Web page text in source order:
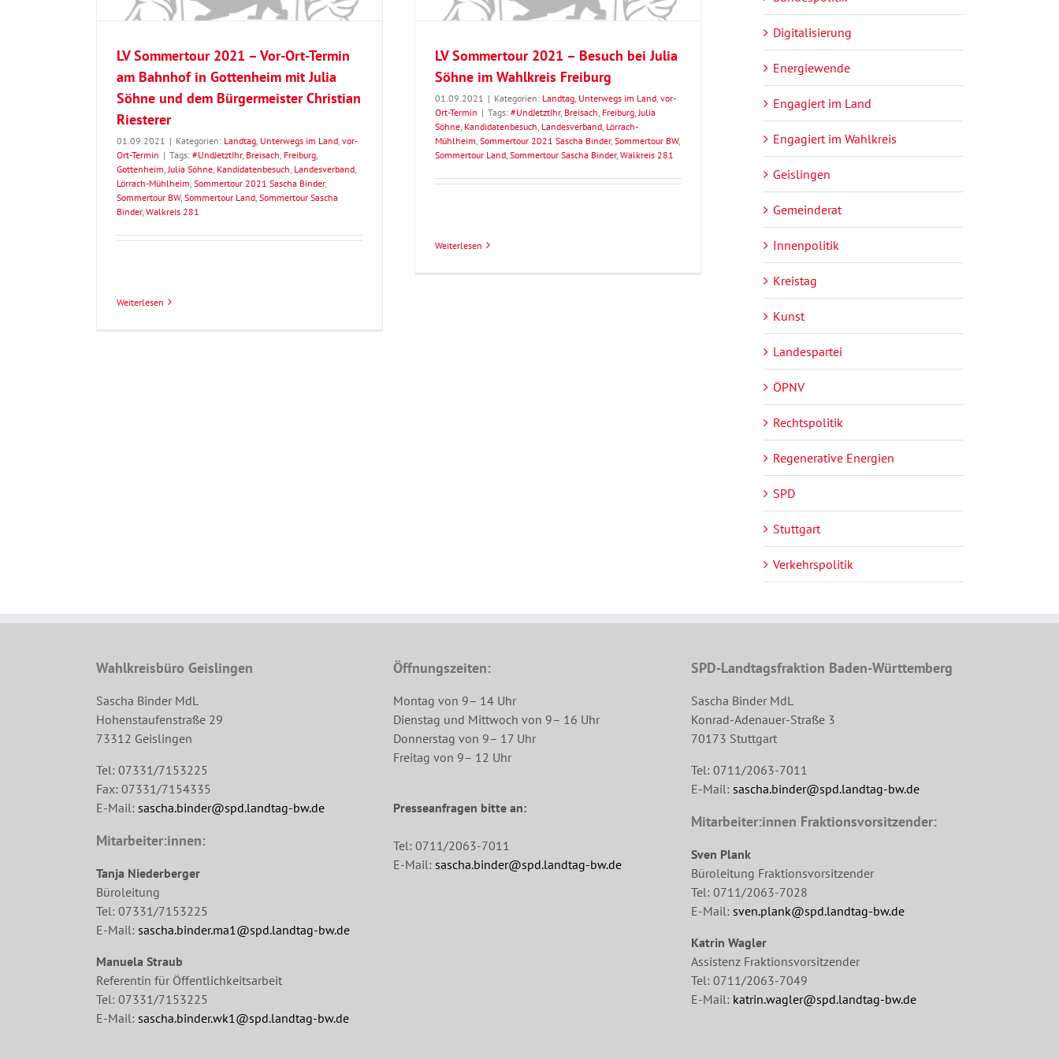
LV Sommertour 2021 – Vor-Ort-Termin
am Bahnhof in Gottenheim mit Julia
Söhne und dem Bürgermeister Christian
Riesterer
01.09.2021 | Kategorien: Landtag Unterwegs im Land vor-
Ort-Termin | Tags: #UndJetztIhr, Breisach Freiburg
Gottenheim Julia Söhne Kandidatenbesuch Landesverband
Lörrach-Mühlheim Sommertour 2021 Sascha Binder,
Sommertour BW, Sommertour Land Sommertour Sascha
Binder, Walkreis 281
Weiterlesen
LV Sommertour 2021 – Besuch bei Julia
Söhne im Wahlkreis Freiburg
01.09.2021 | Kategorien: Landtag Unterwegs im Land vor-
Ort-Termin | Tags: #UndJetztIhr, Breisach Freiburg Julia
Söhne Kandidatenbesuch Landesverband Lörrach-
Mühlheim Sommertour 2021 Sascha Binder, Sommertour BW,
Sommertour Land Sommertour Sascha Binder, Walkreis 281
Weiterlesen
Digitalisierung
Energiewende
Engagiert im Land
Engagiert im Wahlkreis
Geislingen
Gemeinderat
Innenpolitik
Kreistag
Kunst
Landespartei
ÖPNV
Rechtspolitik
Regenerative Energien
SPD
Stuttgart
Verkehrspolitik
Wahlkreisbüro Geislingen
Sascha Binder MdL
Hohenstaufenstraße 29
73312 Geislingen
Tel: 07331/7153225
Fax: 07331/7154335
E-Mail: sascha.binder@spd.landtag-bw.de
Mitarbeiter:innen:
Tanja Niederberger
Büroleitung
Tel: 07331/7153225
E-Mail: sascha.binder.ma1@spd.landtag-bw.de
Manuela Straub
Referentin für Öffentlichkeitsarbeit
Tel: 07331/7153225
E-Mail: sascha.binder.wk1@spd.landtag-bw.de
Öffnungszeiten:
Montag von 9– 14 Uhr
Dienstag und Mittwoch von 9– 16 Uhr
Donnerstag von 9– 17 Uhr
Freitag von 9– 12 Uhr
Presseanfragen bitte an:
Tel: 0711/2063-7011
E-Mail:sascha.binder@spd.landtag-bw.de
SPD-Landtagsfraktion Baden-Württemberg
Sascha Binder MdL
Konrad-Adenauer-Straße 3
70173 Stuttgart
Tel: 0711/2063-7011
E-Mail: sascha.binder@spd.landtag-bw.de
Mitarbeiter:innen Fraktionsvorsitzender:
Sven Plank
Büroleitung Fraktionsvorsitzender
Tel: 0711/2063-7028
E-Mail: sven.plank@spd.landtag-bw.de
Katrin Wagler
Assistenz Fraktionsvorsitzender
Tel: 0711/2063-7049
E-Mail: katrin.wagler@spd.landtag-bw.de